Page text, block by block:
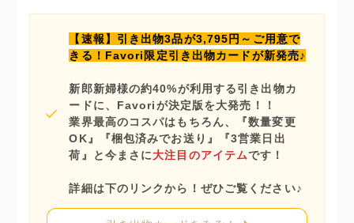
【速報】引き出物3品が3,795円～ご用意で
きる！Favori限定引き出物カードが新発売♪
新郎新婦様の約40%が利用する引き出物カ
ードに、Favoriが決定版を大発売！！
業界最高のコスパはもちろん、『数量変更
OK』『梱包済みでお送り』『3営業日出
荷』と今まさに大注目のアイテムです！
詳細は下のリンクから！ぜひご覧ください♪